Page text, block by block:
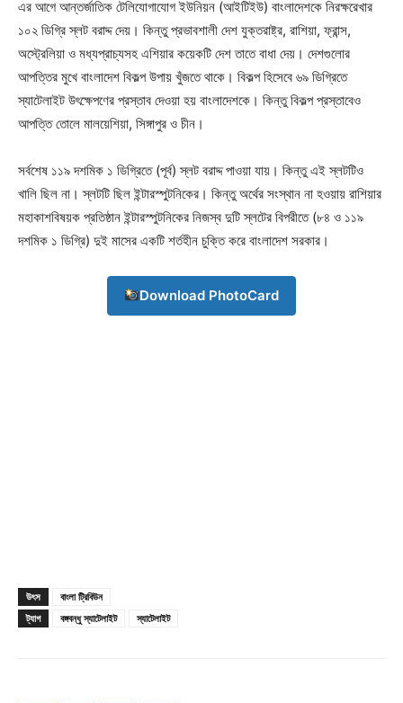
Champs21
Company
এর আগে আন্তর্জাতিক টেলিযোগাযোগ ইউনিয়ন (আইটিইউ) বাংলাদেশকে নিরক্ষরেখার
১০২ ডিগ্রি স্লট বরাদ্দ দেয়। কিন্তু প্রভাবশালী দেশ যুক্তরাষ্ট্র, রাশিয়া, ফ্রান্স,
অস্ট্রেলিয়া ও মধ্যপ্রাচ্যসহ এশিয়ার কয়েকটি দেশ তাতে বাধা দেয়। দেশগুলোর
আপত্তির মুখে বাংলাদেশ বিকল্প উপায় খুঁজতে থাকে। বিকল্প হিসেবে ৬৯ ডিগ্রিতে
স্যাটেলাইট উৎক্ষেপণের প্রস্তাব দেওয়া হয় বাংলাদেশকে। কিন্তু বিকল্প প্রস্তাবেও
আপত্তি তোলে মালয়েশিয়া, সিঙ্গাপুর ও চীন।
সর্বশেষ ১১৯ দশমিক ১ ডিগ্রিতে (পূর্ব) স্লট বরাদ্দ পাওয়া যায়। কিন্তু এই স্লটটিও
খালি ছিল না। স্লটটি ছিল ইন্টারস্পুটনিকের। কিন্তু অর্থের সংস্থান না হওয়ায় রাশিয়ার
মহাকাশবিষয়ক প্রতিষ্ঠান ইন্টারস্পুটনিকের নিজস্ব দুটি স্লটের বিপরীতে (৮৪ ও ১১৯
দশমিক ১ ডিগ্রি) দুই মাসের একটি শর্তহীন চুক্তি করে বাংলাদেশ সরকার।
Download PhotoCard
উৎস
বাংলা ট্রিবিউন
ট্যাগ
বঙ্গবন্ধু স্যাটেলাইট স্যাটেলাইট